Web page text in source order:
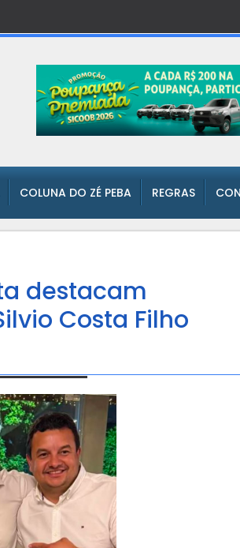
COLUNA DO ZÉ PEBA REGRAS
destacam
Costa Filho